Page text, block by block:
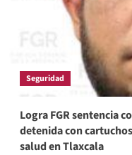
Seguridad
Logra FGR sentencia
detenida con
salud en Tlaxcala